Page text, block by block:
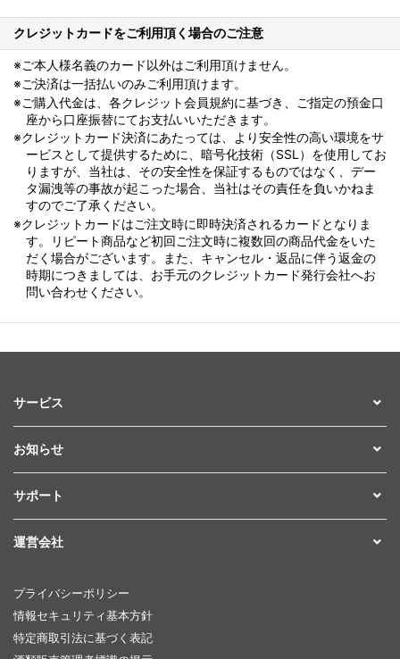
クレジットカードをご利用頂く場合のご注意
※ご本人様名義のカード以外はご利用頂けません。
※ご決済は一括払いのみご利用頂けます。
※ご購入代金は、各クレジット会員規約に基づき、ご指定の預金口
座から口座振替にてお支払いいただきます。
※クレジットカード決済にあたっては、より安全性の高い環境をサ
ービスとして提供するために、暗号化技術（SSL）を使用してお
りますが、当社は、その安全性を保証するものではなく、デー
タ漏洩等の事故が起こった場合、当社はその責任を負いかねま
すのでご了承ください。
※クレジットカードはご注文時に即時決済されるカードとなりま
す。リピート商品など初回ご注文時に複数回の商品代金をいた
だく場合がございます。また、キャンセル・返品に伴う返金の
時期につきましては、お手元のクレジットカード発行会社へお
問い合わせください。
サービス
お知らせ
サポート
運営会社
プライバシーポリシー
情報セキュリティ基本方針
特定商取引法に基づく表記